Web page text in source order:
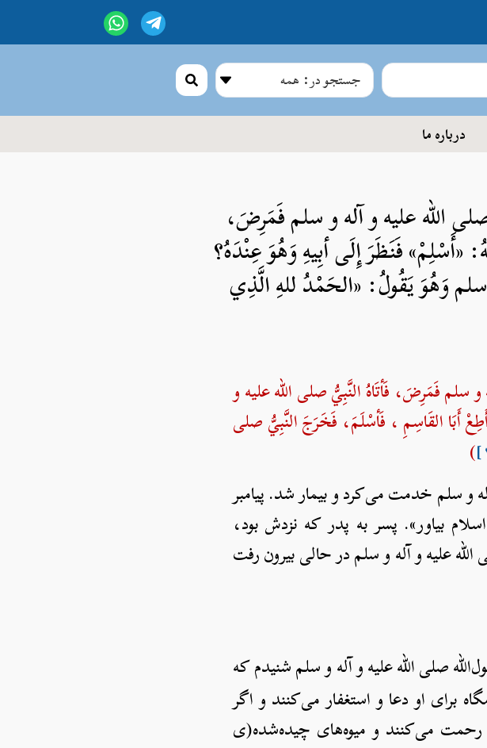
جستجو در: همه
درباره ما
الله علیه و آله و سلم فَمَرِضَ،
«أَسْلِمْ» فَنَظَرَ إِلَى أبِيهِ وَهُوَ عِنْدَهُ؟
سلم وَهُوَ يَقُولُ: «الحَمْدُ للهِ الَّذِي
سلم فَمَرِضَ، فَأتَاهُ النَّبِيُّ صلی الله علیه و
أَبَا القَاسِمِ ، فَأسْلَمَ، فَخَرَجَ النَّبِيُّ صلی
)
و سلم خدمت می‌کرد و بیمار شد. پیامبر
بیاور». پسر به پدر که نزدش بود،
علیه و آله و سلم در حالی بیرون رفت
صلی الله علیه و آله و سلم شنیدم که
برای او دعا و استغفار می‌کنند و اگر
رحمت می‌کنند و میوه‌های چیده‌شده(ی